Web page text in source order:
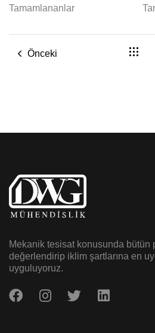
Tamamlananlar
Önceki
Mekanik tesisat konusunda bütün
değerlendirip iklim şartlarına en
uyguluyoruz.